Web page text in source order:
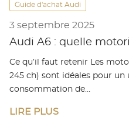
Guide d'achat Audi
3 septembre 2025
Audi A6 : quelle
Ce qu’il faut retenir Les
245 ch) sont idéales pour un
consommation de…
LIRE PLUS